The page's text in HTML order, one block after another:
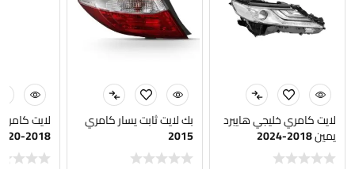
لايت كامري خليجي هايبرد
يمين 2018-2024
بك لايت ثابت يسار كامري
2015
لايت
2018-2020